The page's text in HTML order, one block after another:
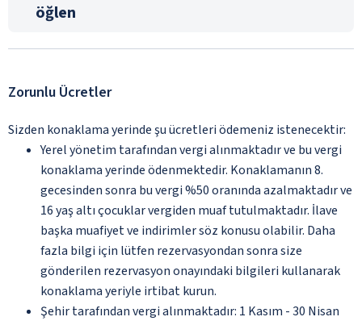
öğlen
Zorunlu Ücretler
Sizden konaklama yerinde şu ücretleri ödemeniz istenecektir:
Yerel yönetim tarafından vergi alınmaktadır ve bu vergi
konaklama yerinde ödenmektedir. Konaklamanın 8.
gecesinden sonra bu vergi %50 oranında azalmaktadır ve
16 yaş altı çocuklar vergiden muaf tutulmaktadır. İlave
başka muafiyet ve indirimler söz konusu olabilir. Daha
fazla bilgi için lütfen rezervasyondan sonra size
gönderilen rezervasyon onayındaki bilgileri kullanarak
konaklama yeriyle irtibat kurun.
Şehir tarafından vergi alınmaktadır: 1 Kasım - 30 Nisan